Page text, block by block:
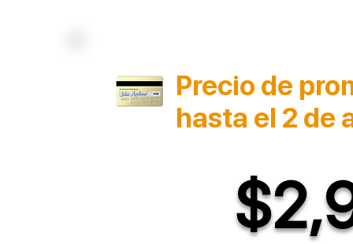
Precio de
hasta el 2 de